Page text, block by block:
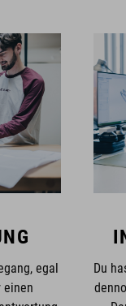
egal
einen
Du